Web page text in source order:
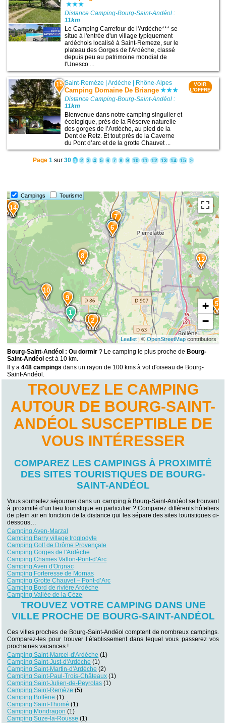
Distance Camping-Bourg-Saint-Andéol :
11km
Le Camping Carrefour de l'Ardèche*** se
situe à l'entrée d'un village typiquement
ardéchois localisé à Saint-Remeze, sur le
plateau des Gorges de l'Ardèche, classé
depuis peu au patrimoine mondial de
l'Unesco ...
15 Saint-Remèze |Ardèche | Rhône-Alpes
Camping Domaine De Briange
Distance Camping-Bourg-Saint-Andéol :
11km
Bienvenue dans notre camping singulier et
écologique, près de la Réserve naturelle
des gorges de l’Ardèche, au pied de la
Dent de Retz. Et tout près de la Caverne
du Pont d’arc et de la grotte Chauvet ...
VOIR
L'OFFRE
Page 1sur 30 1 2 3 4 5 6 7 8 9 10 11 12 13 14 15 >
Campings Tourisme
15
14
13
12
11
10
9
8
7
6
5
43
2
1
1
+
−
Leaflet| © OpenStreetMapcontributors
Bourg-Saint-Andéol : Ou dormir ? Le camping le plus proche de Bourg-
Saint-Andéol est à 10 km.
Il y a448 campings dans un rayon de 100 kms à vol d'oiseau de Bourg-
Saint-Andéol.
TROUVEZ LE CAMPING
AUTOUR DE BOURG-SAINT-
ANDÉOL SUSCEPTIBLE DE
VOUS INTÉRESSER
COMPAREZ LES CAMPINGS À PROXIMITÉ
DES SITES TOURISTIQUES DE BOURG-
SAINT-ANDÉOL
Vous souhaitez séjourner dans un camping à Bourg-Saint-Andéol se trouvant
à proximité d’un lieu touristique en particulier ? Comparez différents hôteliers
de plein air en fonction de la distance qui les sépare des sites touristiques ci-
dessous…
Camping Aven-Marzal
Camping Barry village troglodyte
Camping Golf de Drôme Provençale
Camping Gorges de l'Ardèche
Camping Chames Vallon-Pont-d’Arc
Camping Aven d'Orgnac
Camping Forteresse de Mornas
Camping Grotte Chauvet – Pont-d’Arc
Camping Bord de rivière Ardèche
Camping Vallée de la Cèze
TROUVEZ VOTRE CAMPING DANS UNE
VILLE PROCHE DE BOURG-SAINT-ANDÉOL
Ces villes proches de Bourg-Saint-Andéol comptent de nombreux campings.
Comparez-les pour trouver l’établissement dans lequel vous passerez vos
prochaines vacances !
Camping Saint-Marcel-d'Ardèche (1)
Camping Saint-Just-d'Ardèche (1)
Camping Saint-Martin-d'Ardèche (2)
Camping Saint-Paul-Trois-Châteaux (1)
Camping Saint-Julien-de-Peyrolas (1)
Camping Saint-Remèze (5)
Camping Bollène (1)
Camping Saint-Thomé (1)
Camping Mondragon (1)
Camping Suze-la-Rousse (1)